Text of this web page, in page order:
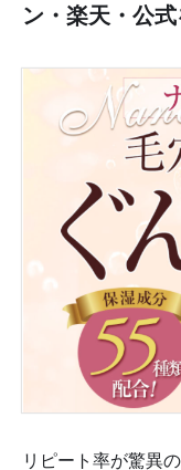
ン・楽天・公式
リピート率が驚異